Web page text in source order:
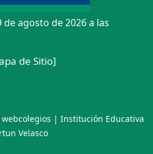
agosto de 2026 a las
de Sitio]
| Institución Educativa
Velasco